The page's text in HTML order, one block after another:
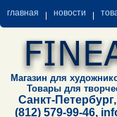
главная новости
Магазин для
Товары для
Санкт-
(812) 579-99-46,